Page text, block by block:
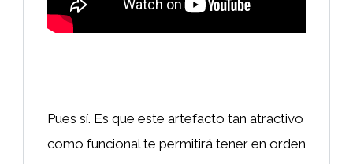
Pues sí. Es que este artefacto tan atractivo
como funcional te permitirá tener en orden